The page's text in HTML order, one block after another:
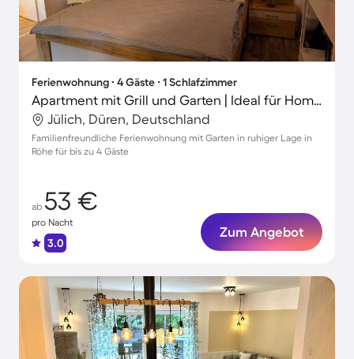
Ferienwohnung ∙ 4 Gäste ∙ 1 Schlafzimmer
Apartment mit Grill und Garten | Ideal für Homeoffice
Jülich, Düren, Deutschland
Familienfreundliche Ferienwohnung mit Garten in ruhiger Lage in
Röhe für bis zu 4 Gäste
ab 53 €
pro Nacht
3.0
Zum Angebot